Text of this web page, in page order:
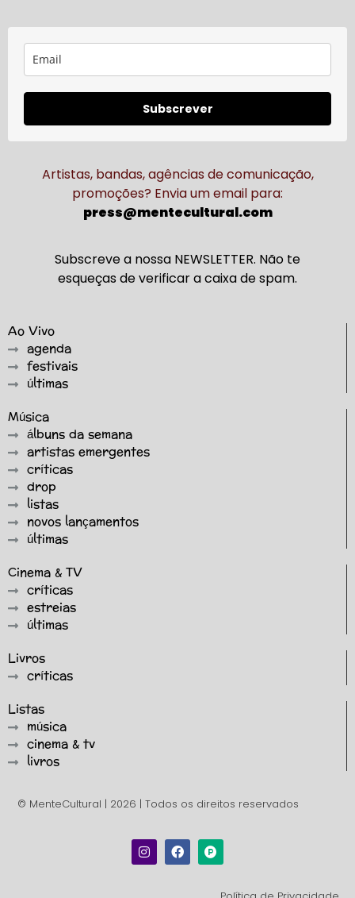
Subscrever
Artistas, bandas, agências de comunicação,
promoções? Envia um email para:
press@mentecultural.com
Subscreve a nossa NEWSLETTER. Não te
esqueças de verificar a caixa de spam.
Ao Vivo
agenda
festivais
últimas
Música
álbuns da semana
artistas emergentes
críticas
drop
listas
novos lançamentos
últimas
Cinema & TV
críticas
estreias
últimas
Livros
críticas
Listas
música
cinema & tv
livros
© MenteCultural | 2026 | Todos os direitos reservados